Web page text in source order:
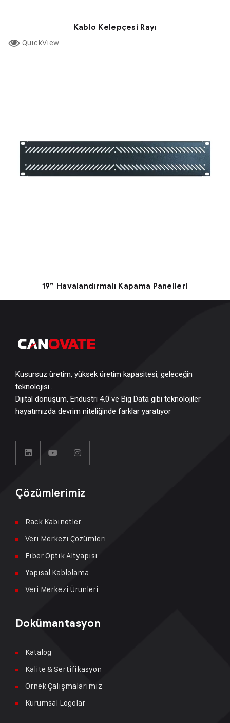
Kablo Kelepçesi Rayı
QuickView
19” Havalandırmalı Kapama Panelleri
Kusursuz üretim, yüksek üretim kapasitesi, geleceğin
teknolojisi…
Dijital dönüşüm, Endüstri 4.0 ve Big Data gibi teknolojiler
hayatımızda devrim niteliğinde farklar yaratıyor
Çözümlerimiz
Rack Kabinetler
Veri Merkezi Çözümleri
Fiber Optik Altyapısı
Yapısal Kablolama
Veri Merkezi Ürünleri
Dokümantasyon
Katalog
Kalite & Sertifikasyon
Örnek Çalışmalarımız
Kurumsal Logolar